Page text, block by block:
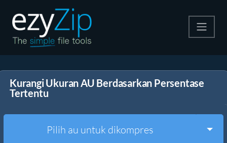
Ekstrak
Alat Lainnya
Kurangi Ukuran AU Berdasarkan Persentase
Tertentu
Pilih au untuk dikompres